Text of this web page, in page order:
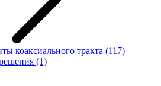
коаксиального тракта (117)
(1)